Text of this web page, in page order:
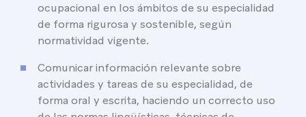
ocupacional en los ámbitos de su especialidad
de forma rigurosa y sostenible, según
normatividad vigente.
Comunicar información relevante sobre
actividades y tareas de su especialidad, de
forma oral y escrita, haciendo un correcto uso